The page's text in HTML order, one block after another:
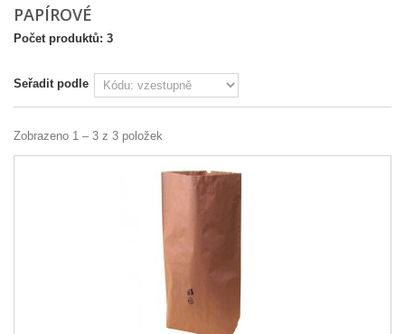
PAPÍROVÉ
Počet produktů: 3
Seřadit podle
Zobrazeno 1 – 3 z 3 položek